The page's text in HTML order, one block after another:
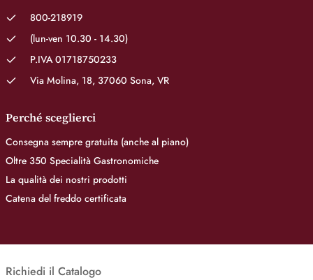
800-218919
(lun-ven 10.30 - 14.30)
P.IVA 01718750233
Via Molina, 18, 37060 Sona, VR
Perché sceglierci
Consegna sempre gratuita (anche al piano)
Oltre 350 Specialità Gastronomiche
La qualità dei nostri prodotti
Catena del freddo certificata
Richiedi il Catalogo